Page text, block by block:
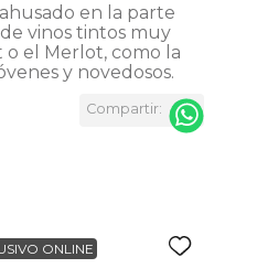
en la parte
vinos tintos muy
el Merlot, como la
y novedosos.
ONLINE